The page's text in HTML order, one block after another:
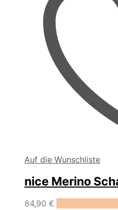
Auf die Wunschliste
nice Merino
84,90 €